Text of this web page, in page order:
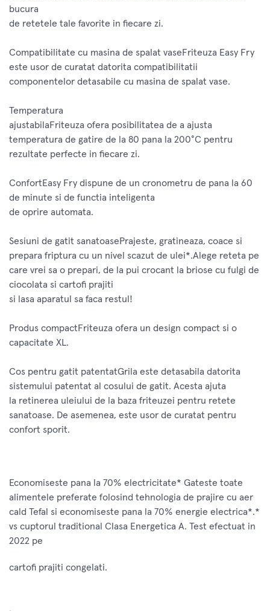
bucura
de retetele tale favorite in fiecare zi.
Compatibilitate cu masina de spalat vaseFriteuza Easy Fry
este usor de curatat datorita compatibilitatii
componentelor detasabile cu masina de spalat vase.
Temperatura
ajustabilaFriteuza ofera posibilitatea de a ajusta
temperatura de gatire de la 80 pana la 200°C pentru
rezultate perfecte in fiecare zi.
ConfortEasy Fry dispune de un cronometru de pana la 60
de minute si de functia inteligenta
de oprire automata.
Sesiuni de gatit sanatoasePrajeste, gratineaza, coace si
prepara friptura cu un nivel scazut de ulei*.Alege reteta pe
care vrei sa o prepari, de la pui crocant la briose cu fulgi de
ciocolata si cartofi prajiti
si lasa aparatul sa faca restul!
Produs compactFriteuza ofera un design compact si o
capacitate XL.
Cos pentru gatit patentatGrila este detasabila datorita
sistemului patentat al cosului de gatit. Acesta ajuta
la retinerea uleiului de la baza friteuzei pentru retete
sanatoase. De asemenea, este usor de curatat pentru
confort sporit.
Economiseste pana la 70% electricitate* Gateste toate
alimentele preferate folosind tehnologia de prajire cu aer
cald Tefal si economiseste pana la 70% energie electrica*.*
vs cuptorul traditional Clasa Energetica A. Test efectuat in
2022 pe
cartofi prajiti congelati.